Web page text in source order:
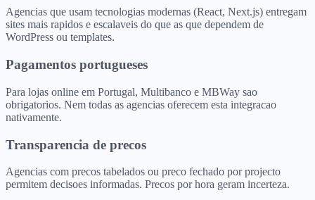
Agencias que usam tecnologias modernas (React, Next.js) entregam
sites mais rapidos e escalaveis do que as que dependem de
WordPress ou templates.
Pagamentos portugueses
Para lojas online em Portugal, Multibanco e MBWay sao
obrigatorios. Nem todas as agencias oferecem esta integracao
nativamente.
Transparencia de precos
Agencias com precos tabelados ou preco fechado por projecto
permitem decisoes informadas. Precos por hora geram incerteza.